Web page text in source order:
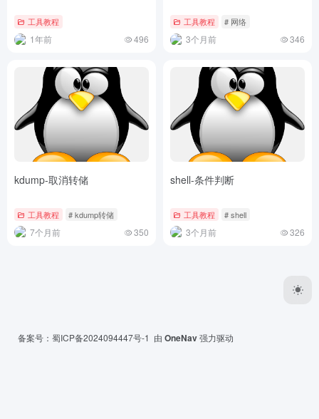
工具教程
1年前 496
工具教程 # 网络
3个月前 346
kdump-取消转储
工具教程 # kdump转储
7个月前 350
shell-条件判断
工具教程 # shell
3个月前 326
备案号： 蜀ICP备2024094447号-1 由 OneNav强力驱动